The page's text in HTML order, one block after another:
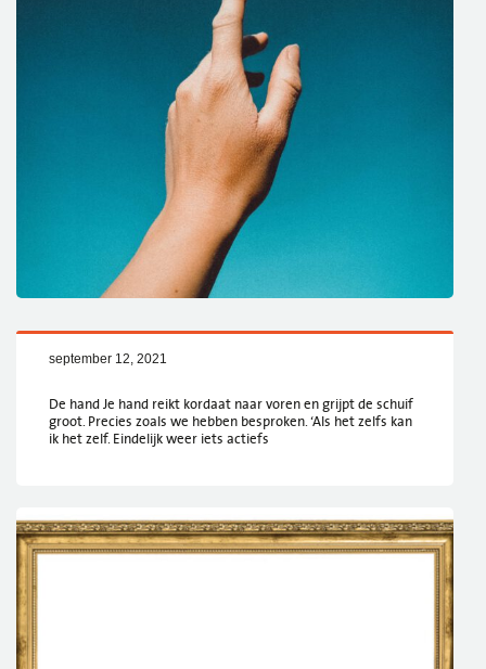
september 12, 2021
De hand Je hand reikt kordaat naar voren en grijpt de schuif
groot. Precies zoals we hebben besproken. ‘Als het zelfs kan
ik het zelf. Eindelijk weer iets actiefs